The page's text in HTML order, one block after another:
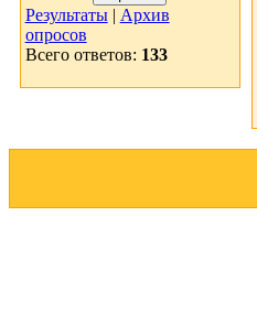
Результаты| Архив
опросов
Всего ответов: 133